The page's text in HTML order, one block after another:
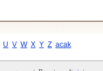
U V W X Y Z acak